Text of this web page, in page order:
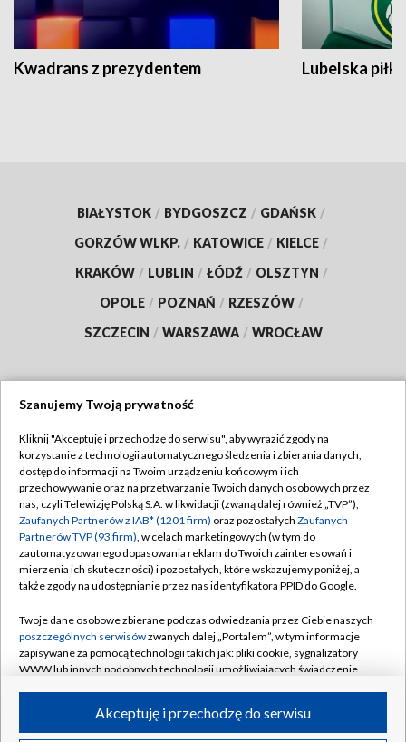
Kwadrans z prezydentem Lubelska piłka
BIAŁYSTOK / BYDGOSZCZ / GDAŃSK /
GORZÓW WLKP. / KATOWICE / KIELCE /
KRAKÓW / LUBLIN / ŁÓDŹ / OLSZTYN /
OPOLE / POZNAŃ / RZESZÓW /
SZCZECIN / WARSZAWA / WROCŁAW
TVP
Abonament TVP
Emisja w TVP
Centrum informacji TVP
Naziemna Telewizja Cyfrowa
Rada Programowa
System NOS
Informacje o nadawcy
Program dla prasy
Regulamin TVP
Polityka prywatności
Moje zgody
Pomoc
Kontakt
Kanały
Szanujemy Twoją prywatność
Kliknij "Akceptuję i przechodzę do serwisu", aby wyrazić zgody na
korzystanie z technologii automatycznego śledzenia i zbierania danych,
dostęp do informacji na Twoim urządzeniu końcowym i ich
przechowywanie oraz na przetwarzanie Twoich danych osobowych przez
nas, czyli Telewizję Polską S.A. w likwidacji (zwaną dalej również „TVP”),
Zaufanych Partnerów z IAB* (1201 firm) oraz pozostałych Zaufanych
Partnerów TVP (93 firm), w celach marketingowych (w tym do
zautomatyzowanego dopasowania reklam do Twoich zainteresowań i
mierzenia ich skuteczności) i pozostałych, które wskazujemy poniżej, a
także zgody na udostępnianie przez nas identyfikatora PPID do Google.
Twoje dane osobowe zbierane podczas odwiedzania przez Ciebie naszych
poszczególnych serwisówzwanych dalej „Portalem”, w tym informacje
zapisywane za pomocą technologii takich jak: pliki cookie, sygnalizatory
WWW lub innych podobnych technologii umożliwiających świadczenie
ruchu w Internecie.Akceptuję i przechodzę do serwisu